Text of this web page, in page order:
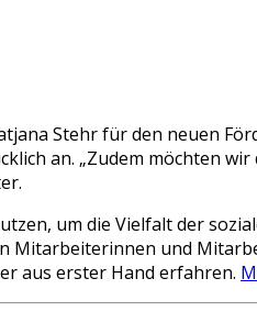
Stehr für den neuen
an. „Zudem möchten
um die Vielfalt der
Mitarbeiterinnen und
aus erster Hand erfahren.